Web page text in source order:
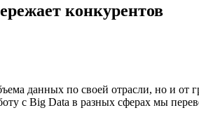
конкурентов
данных по своей отрасли, но и от
с Big Data в разных сферах мы